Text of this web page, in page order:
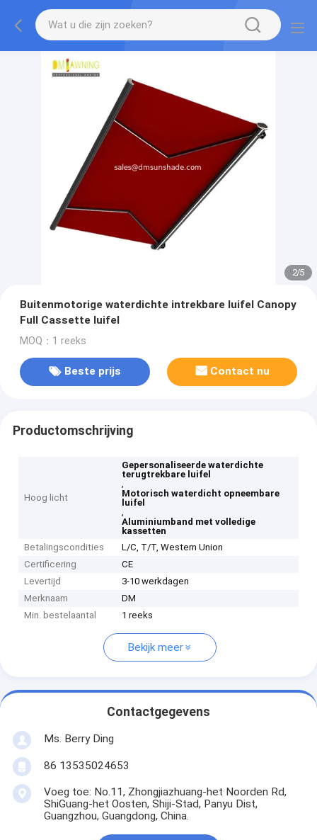
2/5
Buitenmotorige waterdichte intrekbare luifel Canopy
Full Cassette luifel
MOQ：1 reeks
Beste prijs Contact nu
Productomschrijving
Hoog licht
Gepersonaliseerde waterdichte
terugtrekbare luifel
,
Motorisch waterdicht opneembare
luifel
,
Aluminiumband met volledige
kassetten
Betalingscondities
L/C, T/T, Western Union
Certificering
CE
Levertijd
3-10 werkdagen
Merknaam
DM
Min. bestelaantal
1 reeks
Bekijk meer
Contactgegevens
Ms. Berry Ding
86 13535024653
Voeg toe: No.11, Zhongjiazhuang-het Noorden Rd,
ShiGuang-het Oosten, Shiji-Stad, Panyu Dist,
Guangzhou, Guangdong, China.